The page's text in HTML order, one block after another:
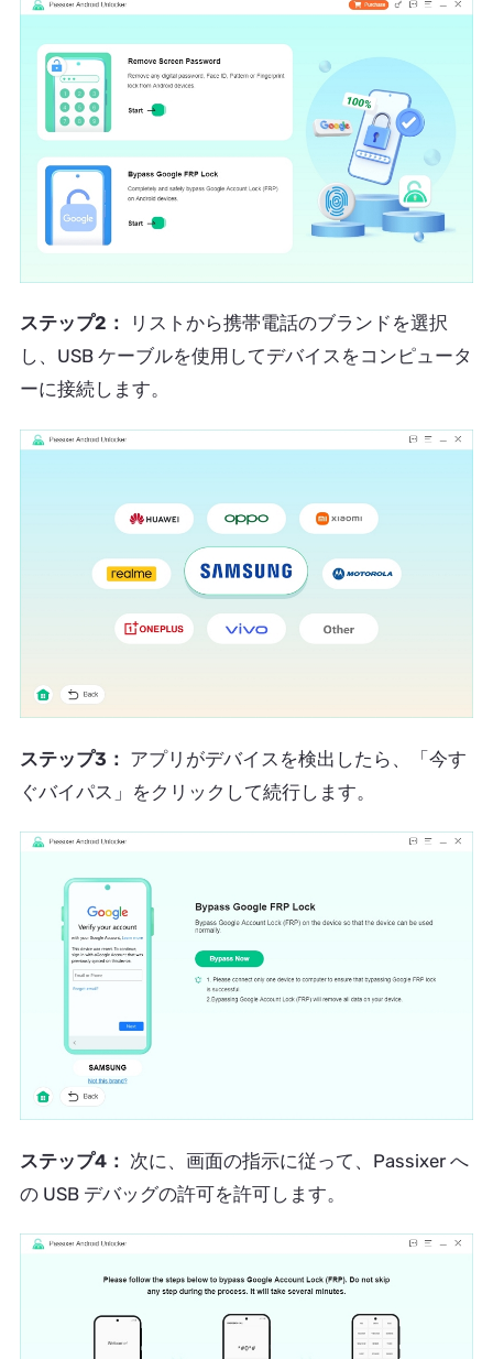
ステップ2：
リストから携帯電話のブランドを選択
し、USB ケーブルを使用してデバイスをコンピュータ
ーに接続します。
ステップ3： アプリがデバイスを検出したら、「今す
ぐバイパス」をクリックして続行します。
ステップ4： 次に、画面の指示に従って、Passixer へ
の USB デバッグの許可を許可します。